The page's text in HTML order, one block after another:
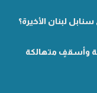
لبنان الأخيرة؟
وأسقفٍ متهالكة